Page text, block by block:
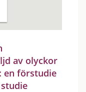
av olyckor
en förstudie